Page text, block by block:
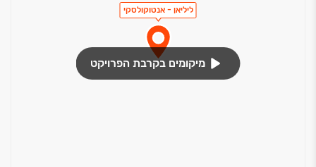
ליליאן - אנטוקולסקי
מיקומים בקרבת הפרויקט